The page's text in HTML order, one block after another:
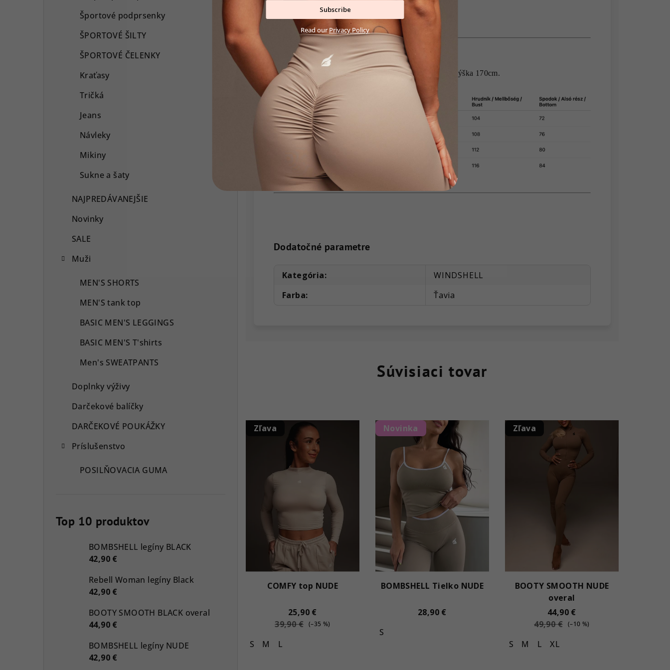
Športové podprsenky
ŠPORTOVÉ ŠILTY
ŠPORTOVÉ ČELENKY
Kraťasy
Tričká
Jeans
Návleky
Mikiny
Sukne a šaty
NAJPREDÁVANEJŠIE
Novinky
SALE
Muži
MEN'S SHORTS
MEN'S tank top
BASIC MEN'S LEGGINGS
BASIC MEN'S T'shirts
Men's SWEATPANTS
Doplnky výživy
Darčekové balíčky
DARČEKOVÉ POUKÁŽKY
Príslušenstvo
POSILŇOVACIA GUMA
Top 10 produktov
BOMBSHELL legíny BLACK
42,90 €
Rebell Woman legíny Black
42,90 €
BOOTY SMOOTH BLACK overal
44,90 €
BOMBSHELL legíny NUDE
42,90 €
nečistiť chemicky
neodporúča sa sušiť v sušičke
Rozmery:
Modelka na fotke ma veľkosť M. Jej miery sú 63kg a výška 170cm.
Dodatočné parametre
Kategória:
WINDSHELL
Farba: Ťavia
Súvisiaci tovar
Zľava
COMFY top NUDE
25,90 €
39,90 € (–35 %)
S M L
Novinka
BOMBSHELL Tielko NUDE
28,90 €
S
Zľava
BOOTY SMOOTH NUDE
overal
44,90 €
49,90 € (–10 %)
S M L XL
Subscribe
Read ourPrivacy Policy